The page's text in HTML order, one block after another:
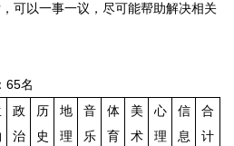
可以一事一议，尽可能帮助解决相关
65名
政
治
历
史
地
理
音
乐
体
育
美
术
心
理
信
息
合
计